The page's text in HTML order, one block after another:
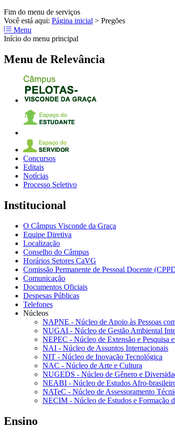
Fim do menu de serviços
Você está aqui: Página inicial > Pregões
Menu
Início do menu principal
Menu de Relevância
Concursos
Editais
Notícias
Processo Seletivo
Institucional
O Câmpus Visconde da Graça
Equipe Diretiva
Localização
Conselho do Câmpus
Horários Setores CaVG
Comissão Permanente de Pessoal Docente
Comunicação
Documentos Oficiais
Despesas Públicas
Telefones
Núcleos
NAPNE - Núcleo de Apoio às Pessoas
NUGAI - Núcleo de Gestão Ambiental
NEPEC - Núcleo de Extensão e Pesquisa
NAI - Núcleo de Assuntos Internacionais
NIT - Núcleo de Inovação Tecnológica
NAC - Núcleo de Arte e Cultura
NUGEDS - Núcleo de Gênero e
NEABI - Núcleo de Estudos Afro-
NATeC - Núcleo de Assessoramento
NECIM - Núcleo de Estudos e Formação
Ensino